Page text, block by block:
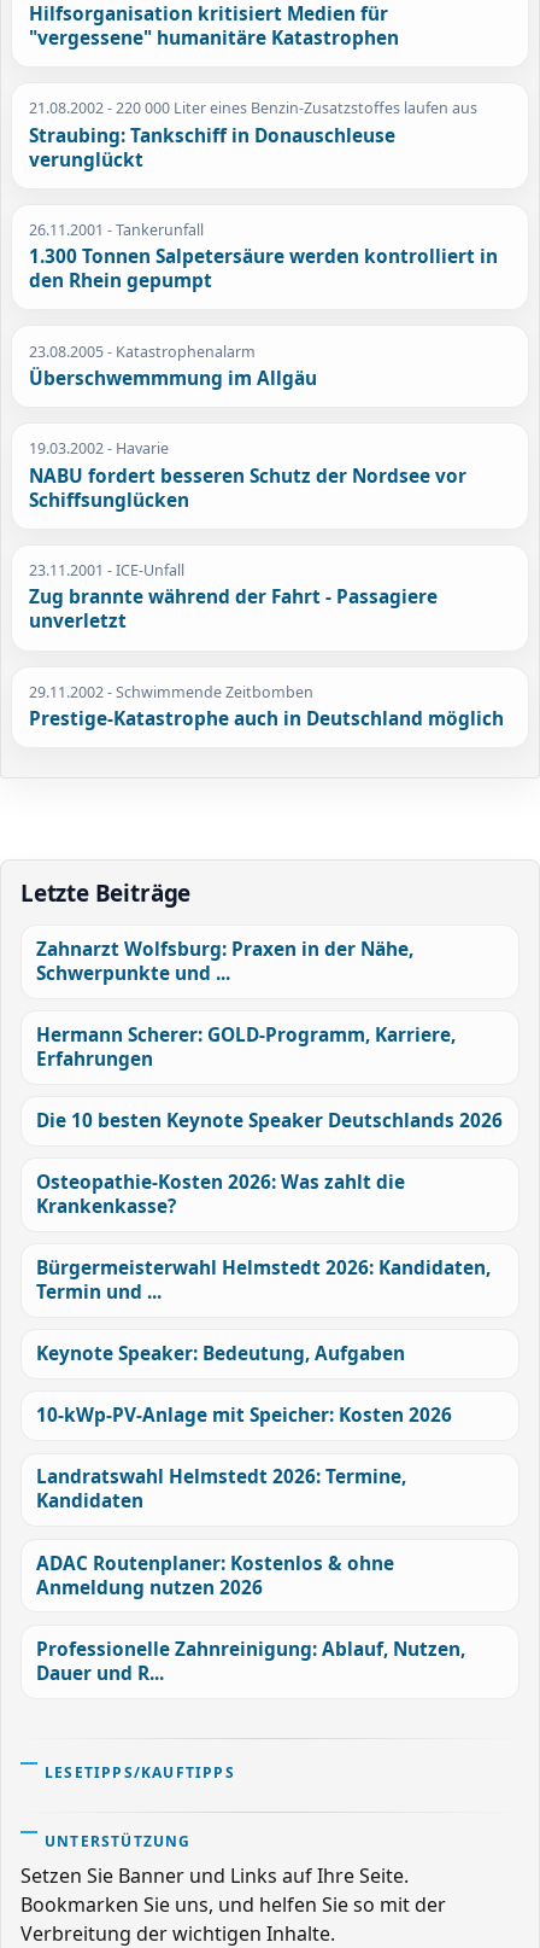
Hilfsorganisation kritisiert Medien für
"vergessene" humanitäre Katastrophen
21.08.2002- 220 000 Liter eines Benzin-Zusatzstoffes laufen aus
Straubing: Tankschiff in Donauschleuse
verunglückt
26.11.2001 - Tankerunfall
1.300 Tonnen Salpetersäure werden kontrolliert in
den Rhein gepumpt
23.08.2005- Katastrophenalarm
Überschwemmmung im Allgäu
19.03.2002- Havarie
NABU fordert besseren Schutz der Nordsee vor
Schiffsunglücken
23.11.2001 - ICE-Unfall
Zug brannte während der Fahrt - Passagiere
unverletzt
29.11.2002- Schwimmende Zeitbomben
Prestige-Katastrophe auch in Deutschland möglich
Letzte Beiträge
Zahnarzt Wolfsburg: Praxen in der Nähe,
Schwerpunkte und ...
Hermann Scherer: GOLD-Programm, Karriere,
Erfahrungen
Die 10 besten Keynote Speaker Deutschlands 2026
Osteopathie-Kosten 2026: Was zahlt die
Krankenkasse?
Bürgermeisterwahl Helmstedt 2026: Kandidaten,
Termin und ...
Keynote Speaker: Bedeutung, Aufgaben
10-kWp-PV-Anlage mit Speicher: Kosten 2026
Landratswahl Helmstedt 2026: Termine,
Kandidaten
ADAC Routenplaner: Kostenlos & ohne
Anmeldung nutzen 2026
Professionelle Zahnreinigung: Ablauf, Nutzen,
Dauer und R...
LESETIPPS/KAUFTIPPS
UNTERSTÜTZUNG
Setzen Sie Banner und Links auf Ihre Seite.
Bookmarken Sie uns, und helfen Sie so mit der
Verbreitung der wichtigen Inhalte.